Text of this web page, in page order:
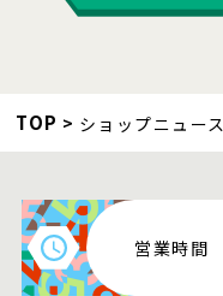
TOP ショップニュース
営業時間